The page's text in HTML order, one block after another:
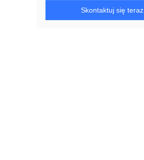
Skontaktuj się teraz